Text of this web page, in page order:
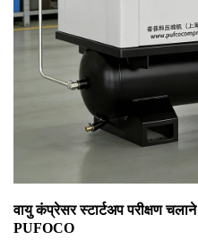
वायु कंप्रेसर स्टार्टअप परीक्षण
PUFOCO